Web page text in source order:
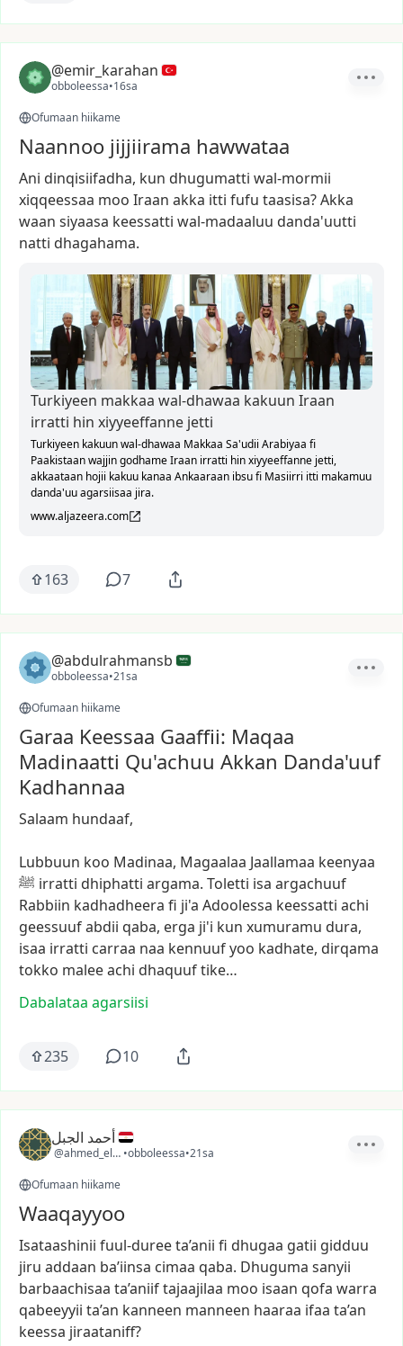
@emir_karahan
obboleessa•16sa
Ofumaan hiikame
Naannoo jijjiirama hawwataa
Ani dinqisiifadha, kun dhugumatti wal-mormii
xiqqeessaa moo Iraan akka itti fufu taasisa?Akka
waan siyaasa keessatti wal-madaaluu danda'uutti
natti dhagahama.
Turkiyeen makkaa wal-dhawaa kakuun Iraan
irratti hin xiyyeeffanne jetti
Turkiyeen kakuun wal-dhawaa Makkaa Sa'udii Arabiyaa fi
Paakistaan wajjin godhame Iraan irratti hin xiyyeeffanne jetti,
akkaataan hojii kakuu kanaa Ankaaraan ibsu fi Masiirri itti makamuu
danda'uu agarsiisaa jira.
www.aljazeera.com
163 7
@abdulrahmansb
obboleessa•21sa
Ofumaan hiikame
Garaa Keessaa Gaaffii: Maqaa
Madinaatti Qu'achuu Akkan Danda'uuf
Kadhannaa
Salaam hundaaf,
Lubbuun koo Madinaa, Magaalaa Jaallamaa keenyaa
ﷺ irratti dhiphatti argama. Toletti isa argachuuf
Rabbiin kadhadheera fi ji'a Adoolessa keessatti achi
geessuufabdii qaba, erga ji'i kun xumuramu dura,
isaa irratti carraa naa kennuufyoo kadhate, dirqama
tokko maleeachi dhaquuftike…
Dabalataa agarsiisi
235 10
أحمد الجبل
@ahmed_elgabal
•obboleessa•21sa
Ofumaan hiikame
Waaqayyoo
Isataashinii fuul-dureeta’anii fi dhugaa gatii gidduu
jiru addaan ba’iinsa cimaa qaba. Dhuguma sanyii
barbaachisaa ta’aniiftajaajilaa moo isaan qofa warra
qabeeyyii ta’an kanneen manneen haaraa ifaa ta’an
keessa jiraataniff?